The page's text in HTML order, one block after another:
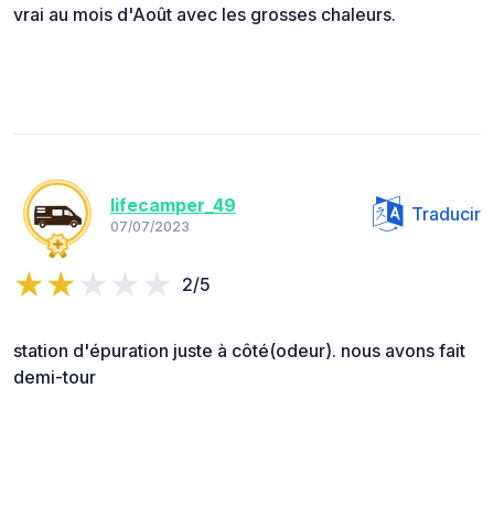
vrai au mois d'Août avec les grosses chaleurs.
lifecamper_49
07/07/2023
Traducir
2/5
station d'épuration juste à côté(odeur). nous avons fait
demi-tour